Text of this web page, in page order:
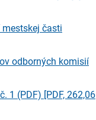
časti
odborných komisií
1 (PDF) [PDF, 262,06